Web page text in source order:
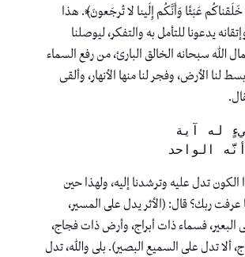
عَبَثًا وَأَنَّكُم إِلَينا لا تُرجَعونَ﴾. هذا
يدعونا للتأمل به والتفكر، ليوصلنا
الله سبحانه الخالق البارئ، من رفع السماء
لنا الأرض، وفجر لنا منها الأنهار، وألقى
له آية
الواحد
تدل عليه وترشدنا إليه، ولهذا حين
عرفت ربك؟ قال: (الأثر يدل على المسير،
البعير، فسماء ذات أبراج، وأرض ذات فجاج،
ألا تدل على السميع البصير). بلى والله، تدل